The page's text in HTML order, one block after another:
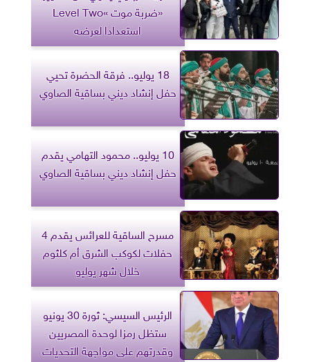
«ضربة موت »Level Two
استعدادا لعرضه
18 يوليو.. فرقة الحضرة تحيي
حفل إنشاد ديني بساقية الصاوي
10 يوليو.. محمود التهامي يقدم
حفل إنشاد ديني بساقية الصاوي
مسرح الساقية للعرائس يقدم 4
حفلات لكوكب الشرق أم كلثوم
خلال شهر يوليو
الرئيس السيسي: ثورة 30 يونيو
ستظل رمزا لوحدة المصريين
وقدرتهم على مواجهة التحديات